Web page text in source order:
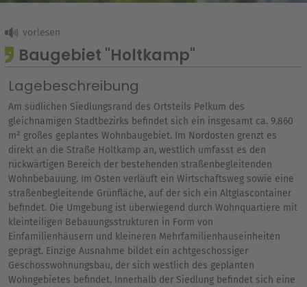
Baugebiet "Holtkamp"
Lagebeschreibung
Am südlichen Siedlungsrand des Ortsteils Pelkum des
gleichnamigen Stadtbezirks befindet sich ein insgesamt ca. 9.860
m² großes geplantes Wohnbaugebiet. Im Nordosten grenzt es
direkt an die Straße Holtkamp an, westlich umfasst es den
rückwärtigen Bereich der bestehenden straßenbegleitenden
Wohnbebauung. Im Osten verläuft ein Wirtschaftsweg sowie eine
straßenbegleitende Grünfläche, auf der sich ein Altglascontainer
befindet. Die Umgebung ist überwiegend durch Wohnquartiere mit
kleinteiligen Bebauungsstrukturen in Form von
Einfamilienhäusern und kleineren Mehrfamilienhauseinheiten
geprägt. Einzige Ausnahme bildet ein achtgeschossiger
Geschosswohnungsbau, der sich westlich des geplanten
Wohngebietes befindet. Innerhalb der Siedlung befindet sich eine